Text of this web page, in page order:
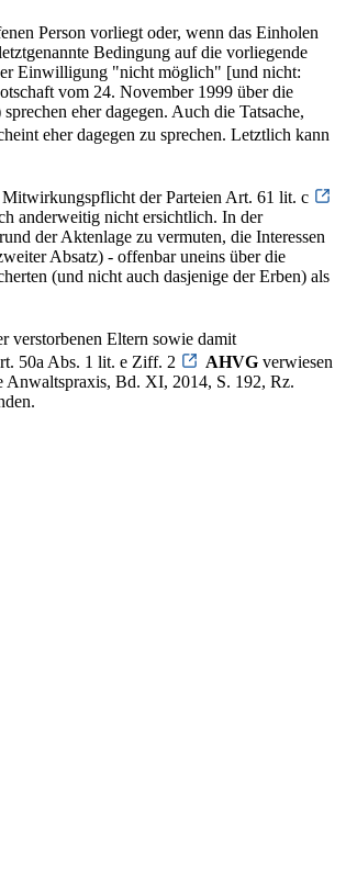
Person vorliegt oder, wenn das Einholen
Bedingung auf die vorliegende
Einwilligung "nicht möglich" [und nicht:
vom 24. November 1999 über die
eher dagegen. Auch die Tatsache,
eher dagegen zu sprechen. Letztlich kann
Mitwirkungspflicht der Parteien Art. 61 lit. c
anderweitig nicht ersichtlich. In der
der Aktenlage zu vermuten, die Interessen
Absatz) - offenbar uneins über die
(und nicht auch dasjenige der Erben) als
verstorbenen Eltern sowie damit
50a Abs. 1 lit. e Ziff. 2
AHVG verwiesen
Bd. XI, 2014, S. 192, Rz.